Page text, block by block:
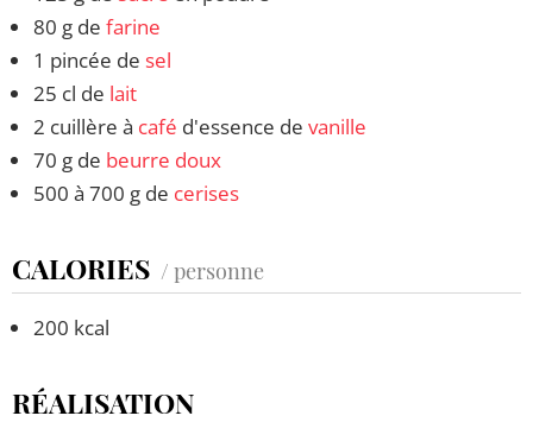
80 g de farine
1 pincée de sel
25 cl de lait
2 cuillère à café d'essence de vanille
70 g de beurre doux
500 à 700 g de cerises
CALORIES / personne
200 kcal
RÉALISATION